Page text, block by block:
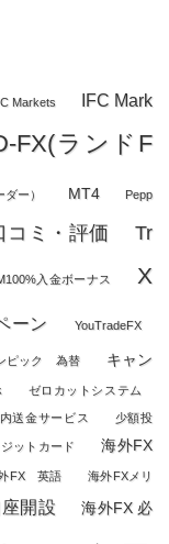
Markets IFC Mark
FX(ランドF
ー） MT4 Pepp
コミ・評価
Tr
入金ボーナス
X
ーン YouTradeFX
ピック 為替
キャン
ゼロカットシステム
送金サービス 少額投
ットカード
海外FX
FX 英語 海外FXメリ
開設 海外FX 必